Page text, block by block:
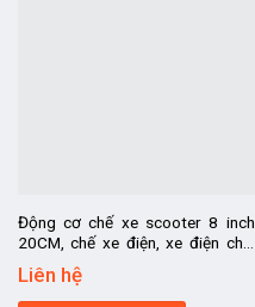
Động cơ chế xe scooter 8 inch
20CM, chế xe điện, xe điện chế,
chế ô tô điện trẻ em, xe điện chở
hàng
Liên hệ